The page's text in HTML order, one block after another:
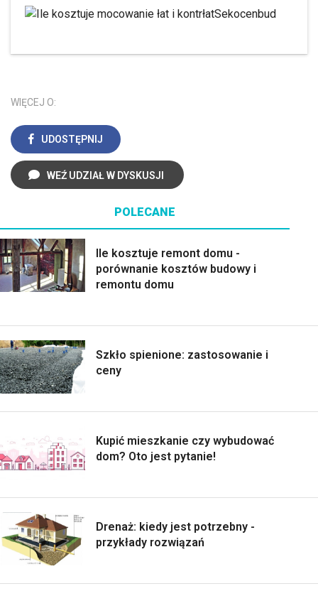
Sekocenbud
WIĘCEJ O:
UDOSTĘPNIJ
WEŹ UDZIAŁ W DYSKUSJI
POLECANE
Ile kosztuje remont domu -
porównanie kosztów budowy i
remontu domu
Szkło spienione: zastosowanie i
ceny
Kupić mieszkanie czy wybudować
dom? Oto jest pytanie!
Drenaż: kiedy jest potrzebny -
przykłady rozwiązań